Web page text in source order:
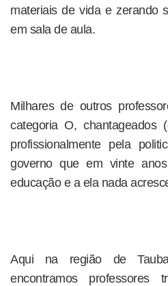
materiais de vida e zerando
em sala de aula.
Milhares de outros
categoria O, chantageados
profissionalmente pela
governo que em vinte
educação e a ela nada
Aqui na região de
encontramos